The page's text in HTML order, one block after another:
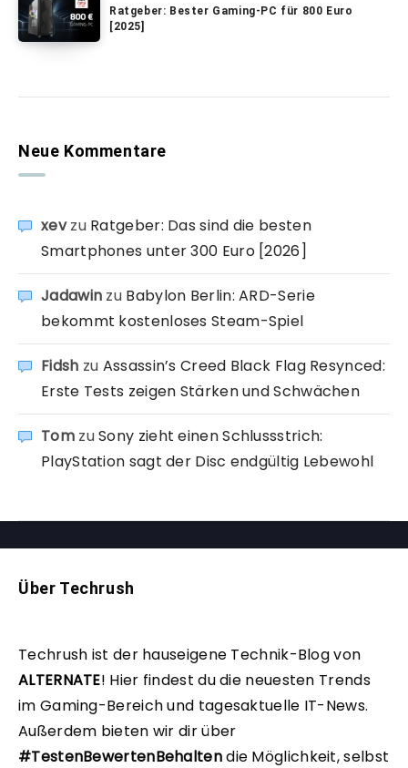
Ratgeber: Bester Gaming-PC für 800 Euro
[2025]
Neue Kommentare
xevzu Ratgeber: Das sind die besten
Smartphones unter 300 Euro [2026]
Jadawin zu Babylon Berlin: ARD-Serie
bekommt kostenloses Steam-Spiel
Fidsh zu Assassin’s Creed Black Flag Resynced:
Erste Tests zeigen Stärken und Schwächen
TomzuSony zieht einen Schlussstrich:
PlayStation sagt der Disc endgültig Lebewohl
Über Techrush
Techrush ist der hauseigene Technik-Blog von
ALTERNATE! Hier findest du die neuesten Trends
im Gaming-Bereich und tagesaktuelle IT-News.
Außerdem bieten wir dir über
#TestenBewertenBehaltendie Möglichkeit, selbst